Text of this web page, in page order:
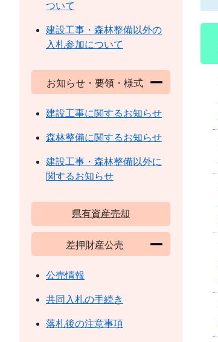
ついて
建設工事・森林整備以外の
入札参加について
お知らせ・要領・様式
建設工事に関するお知らせ
森林整備に関するお知らせ
建設工事・森林整備以外に
関するお知らせ
県有資産売却
差押財産公売
公売情報
共同入札の手続き
落札後の注意事項